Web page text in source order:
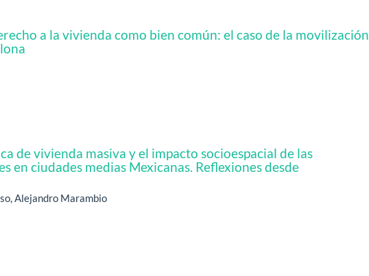
a la vivienda como bien común: el caso de la movilización
de vivienda masiva y el impacto socioespacial de las
en ciudades medias Mexicanas. Reflexiones desde
Alejandro Marambio